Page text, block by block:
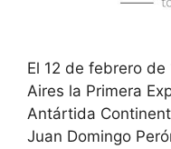
El 12 de febrero
Aires la Primera
Antártida
Juan Domingo